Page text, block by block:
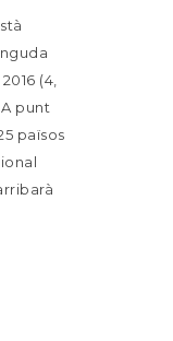
(4,
punt
països